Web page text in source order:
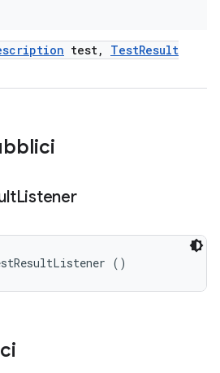
test, TestResult
Listener
()